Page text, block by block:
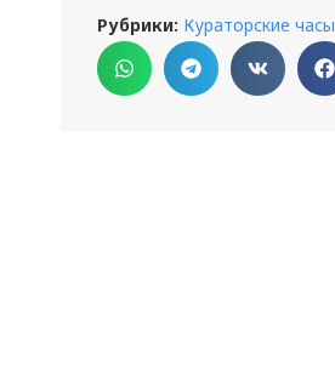
Рубрики: Кураторские часы